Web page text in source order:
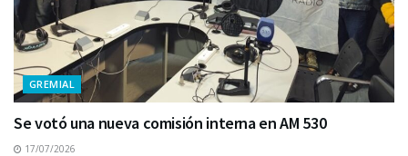
GREMIAL
Se votó una nueva comisión interna en AM 530
17/07/2026